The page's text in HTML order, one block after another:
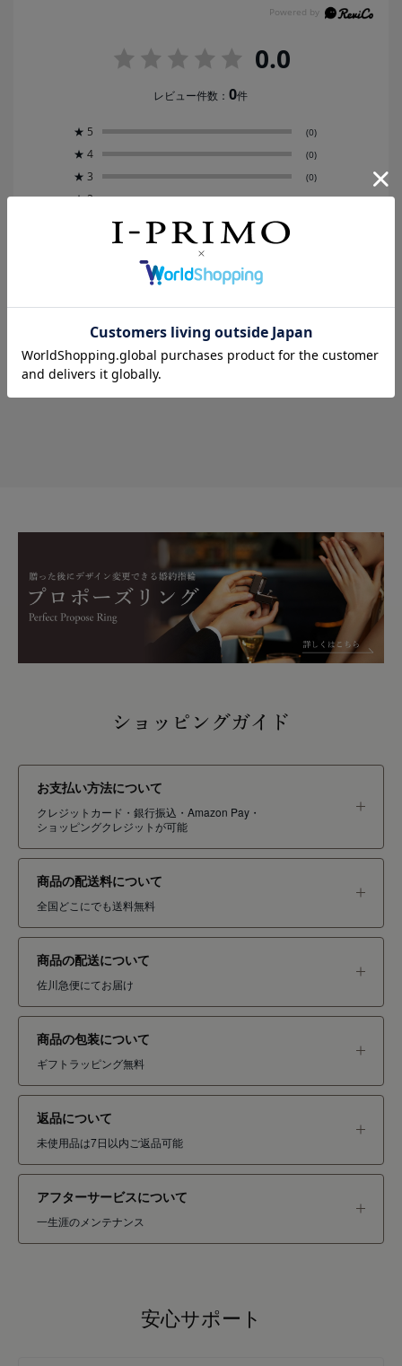
0.0
レビュー件数：0件
★ 5 (0)
★ 4 (0)
★ 3 (0)
★2 (0)
レビューはありません。
ショッピングガイド
お支払い方法について
クレジットカード・銀行振込・Amazon Pay・
ショッピングクレジットが可能
商品の配送料について
全国どこにでも送料無料
商品の配送について
佐川急便にてお届け
商品の包装について
ギフトラッピング無料
返品について
未使用品は7日以内ご返品可能
アフターサービスについて
一生涯のメンテナンス
安心サポート